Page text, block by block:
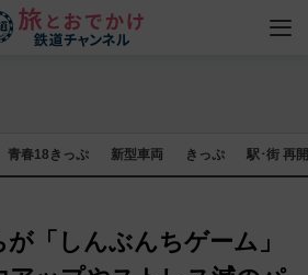
青春18きっぷ 新型車両 きっぷ 駅･街 再
「しんぶんちゲーム」